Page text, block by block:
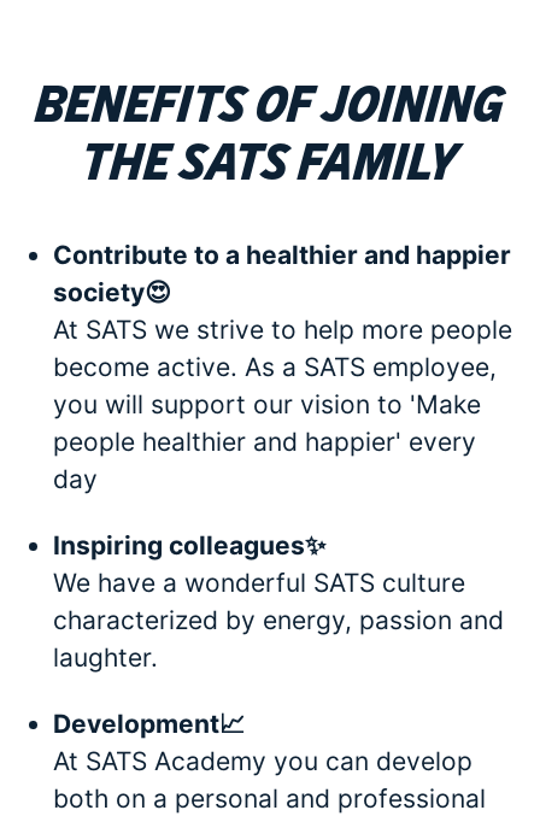
Benefits of joining
the SATS family
Contribute to a healthier and happier
society😍
At SATS we strive to help more people
become active. As a SATS employee,
you will support our vision to 'Make
people healthier and happier' every
day
Inspiring colleagues✨
We have a wonderful SATS culture
characterized by energy, passion and
laughter.
Development📈
At SATS Academy you can develop
both on a personal and professional